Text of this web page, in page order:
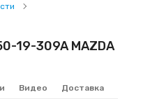
19-309A MAZDA
Видео Доставка